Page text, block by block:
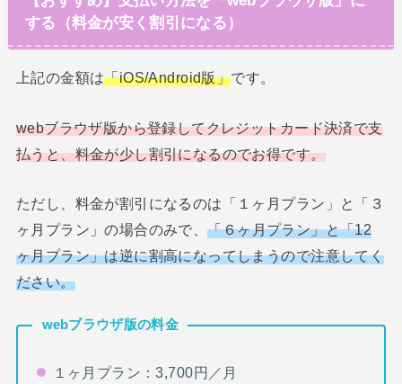
する（料金が安く割引になる）
上記の金額は「iOS/Android版」です。
webブラウザ版から登録してクレジットカード決済で支
払うと、料金が少し割引になるのでお得です。
ただし、料金が割引になるのは「１ヶ月プラン」と「３
ヶ月プラン」の場合のみで、「６ヶ月プラン」と「12
ヶ月プラン」は逆に割高になってしまうので注意してく
ださい。
webブラウザ版の料金
１ヶ月プラン：3,700円／月